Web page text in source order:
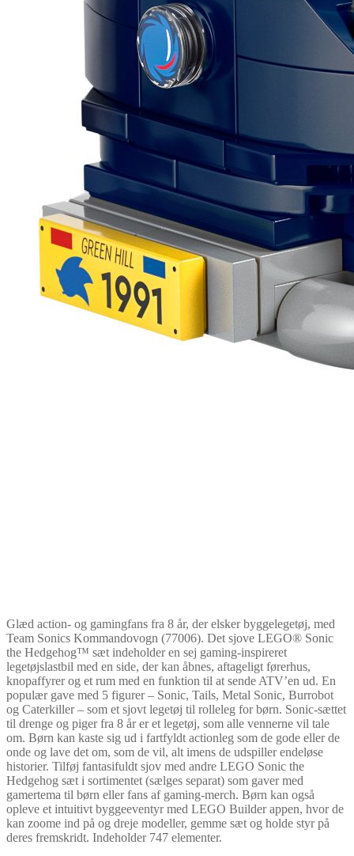
Glæd action- og gamingfans fra 8 år, der elsker byggelegetøj, med
Team Sonics Kommandovogn (77006). Det sjove LEGO® Sonic
the Hedgehog™ sæt indeholder en sej gaming-inspireret
legetøjslastbil med en side, der kan åbnes, aftageligt førerhus,
knopaffyrer og et rum med en funktion til at sende ATV’en ud. En
populær gave med 5 figurer – Sonic, Tails, Metal Sonic, Burrobot
og Caterkiller – som et sjovt legetøj til rolleleg for børn. Sonic-sættet
til drenge og piger fra 8 år er et legetøj, som alle vennerne vil tale
om. Børn kan kaste sig ud i fartfyldt actionleg som de gode eller de
onde og lave det om, som de vil, alt imens de udspiller endeløse
historier. Tilføj fantasifuldt sjov med andre LEGO Sonic the
Hedgehog sæt i sortimentet (sælges separat) som gaver med
gamertema til børn eller fans af gaming-merch. Børn kan også
opleve et intuitivt byggeeventyr med LEGO Builder appen, hvor de
kan zoome ind på og dreje modeller, gemme sæt og holde styr på
deres fremskridt. Indeholder 747 elementer.